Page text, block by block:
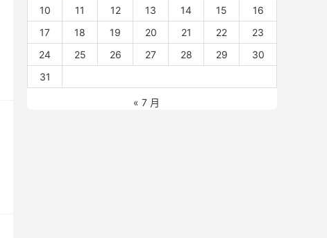
10
11 12 13 14 15
16
17
18 19 20 21 22
23
24
25 26 27 28 29
30
31
« 7 月